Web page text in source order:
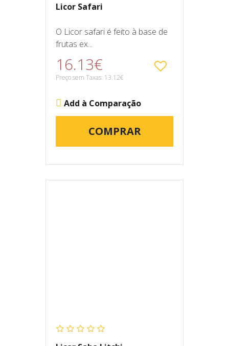
Licor Safari
O Licor safari é feito à base de
frutas ex...
16.13€
Preço sem Taxas: 13.12€
Add à Comparação
COMPRAR